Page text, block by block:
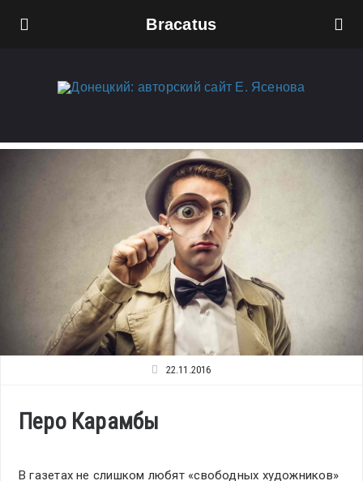
Bracatus
22.11.2016
Перо Карамбы
В газетах не слишком любят «свободных художников»